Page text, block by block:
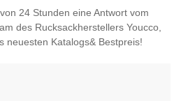
24 Stunden eine Antwort vom
des Rucksackherstellers Youcco,
neuesten Katalogs& Bestpreis!